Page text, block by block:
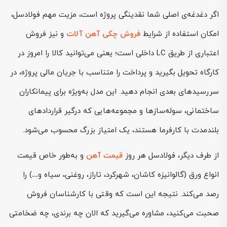
اگر دغدغه‌ی اصلی شما نقدینگی پروژه است، مزیت مهم فولادسل،
امکان استفاده از شرایط فروش چکی آهن آلات و نیز فروش
اعتباری از طریق LC داخلی است؛ یعنی می‌توانید کالا را امروز در
کارگاه تحویل بگیرید و پرداخت را متناسب با جریان مالی پروژه، در
سررسیدهای بعدی انجام دهید. این مدل به‌ویژه برای پیمانکاران
ساختمانی، سوله‌سازها و مجموعه‌هایی که درگیر قراردادهای
بلندمدت با کارفرما هستند، یک امتیاز بزرگ محسوب می‌شود.
از طرف دیگر، فولادسل هر روز قیمت آهن و به‌طور خاص قیمت
انواع ورق (گالوانیزه کاشان، شهرکرد، تاراز، روغنی، سیاه و…) را
رصد می‌کند. نتیجه این است که وقتی با کارشناسان فروش
صحبت می‌کنید، مشاوره می‌گیرید که الان چه برندی، چه ضخامتی